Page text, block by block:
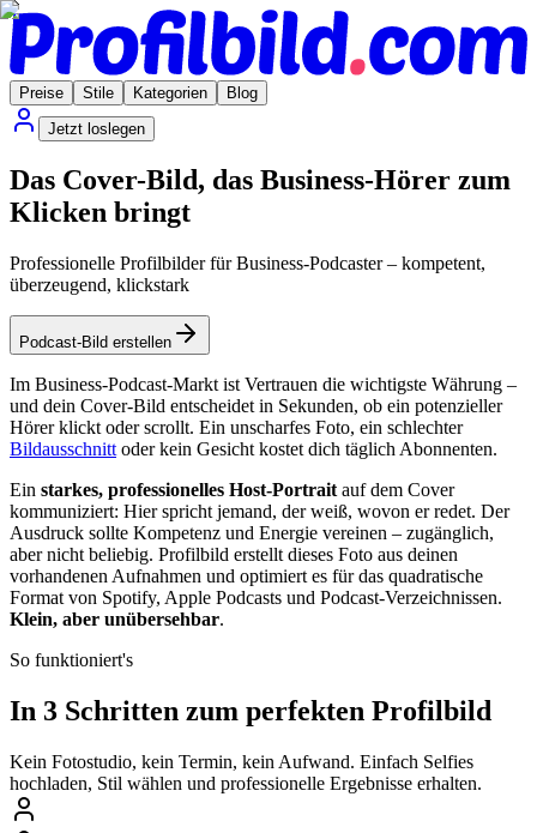
Preise Stile Kategorien
Blog
Jetzt loslegen
Das Cover-Bild, das Business-Hörer zum
Klicken bringt
Professionelle Profilbilder für Business-Podcaster – kompetent,
überzeugend, klickstark
Podcast-Bild erstellen
Im Business-Podcast-Markt ist Vertrauen die wichtigste Währung –
und dein Cover-Bild entscheidet in Sekunden, ob ein potenzieller
Hörer klickt oder scrollt. Ein unscharfes Foto, ein schlechter
Bildausschnitt oder kein Gesicht kostet dich täglich Abonnenten.
Ein starkes, professionelles Host-Portrait auf dem Cover
kommuniziert: Hier spricht jemand, der weiß, wovon er redet. Der
Ausdruck sollte Kompetenz und Energie vereinen – zugänglich,
aber nicht beliebig. Profilbild erstellt dieses Foto aus deinen
vorhandenen Aufnahmen und optimiert es für das quadratische
Format von Spotify, Apple Podcasts und Podcast-Verzeichnissen.
Klein, aber unübersehbar.
So funktioniert's
In 3 Schritten zum perfekten Profilbild
Kein Fotostudio, kein Termin, kein Aufwand. Einfach Selfies
hochladen, Stil wählen und professionelle Ergebnisse erhalten.